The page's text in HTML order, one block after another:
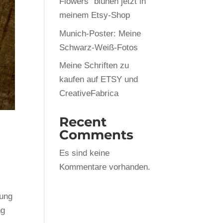
meinem Etsy-Shop
Munich-Poster: Meine
Schwarz-Weiß-Fotos
Meine Schriften zu
kaufen auf ETSY und
CreativeFabrica
Recent
Comments
Es sind keine
Kommentare vorhanden.